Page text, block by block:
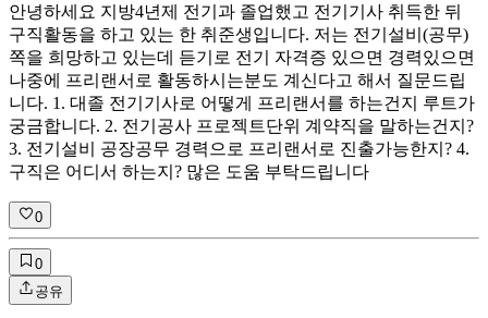
안녕하세요 지방4년제 전기과 졸업했고 전기기사 취득한 뒤
구직활동을 하고 있는 한 취준생입니다. 저는 전기설비(공무)
쪽을 희망하고 있는데 듣기로 전기 자격증 있으면 경력있으면
나중에 프리랜서로 활동하시는분도 계신다고 해서 질문드립
니다. 1. 대졸 전기기사로 어떻게 프리랜서를 하는건지 루트가
궁금합니다. 2. 전기공사 프로젝트단위 계약직을 말하는건지?
3. 전기설비 공장공무 경력으로 프리랜서로 진출가능한지? 4.
구직은 어디서 하는지? 많은 도움 부탁드립니다
0
0
공유